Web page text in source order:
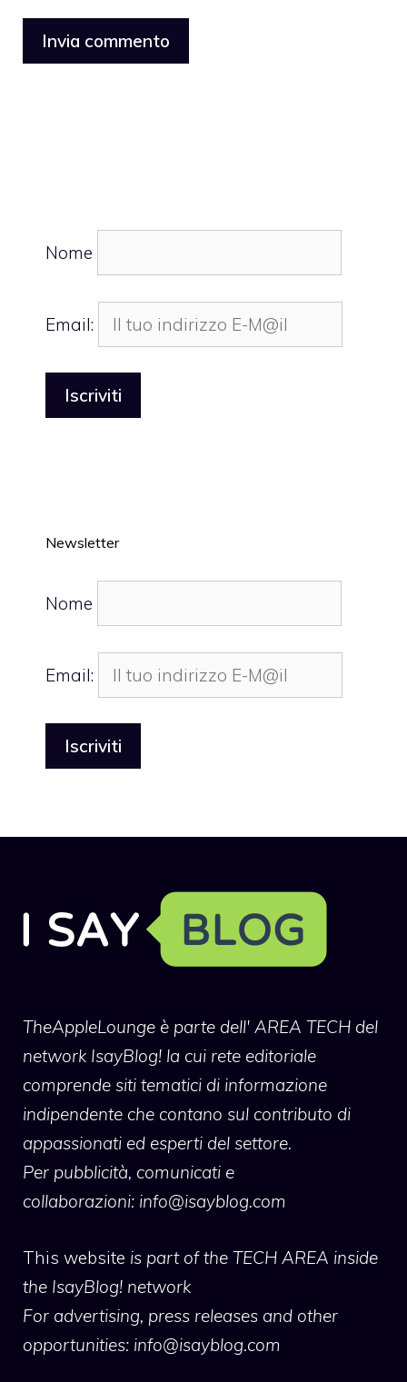
Nome
Email:
Newsletter
Nome
Email:
TheAppleLounge è parte dell' AREA TECH del
network IsayBlog! la cui rete editoriale
comprende siti tematici di informazione
indipendente che contano sul contributo di
appassionati ed esperti del settore.
Per pubblicità, comunicati e
collaborazioni: info@isayblog.com
This website is part of the TECH AREA inside
the IsayBlog! network
For advertising, press releases and other
opportunities: info@isayblog.com